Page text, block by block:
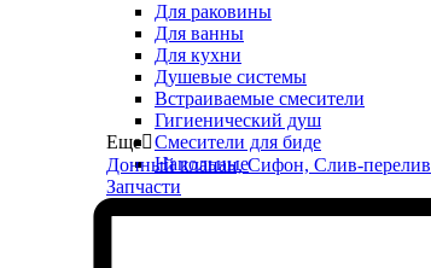
Для раковины
Для ванны
Для кухни
Душевые системы
Встраиваемые смесители
Гигиенический душ
Смесители для биде
Напольные
Еще
Донный клапан, Сифон, Слив-перелив
Запчасти